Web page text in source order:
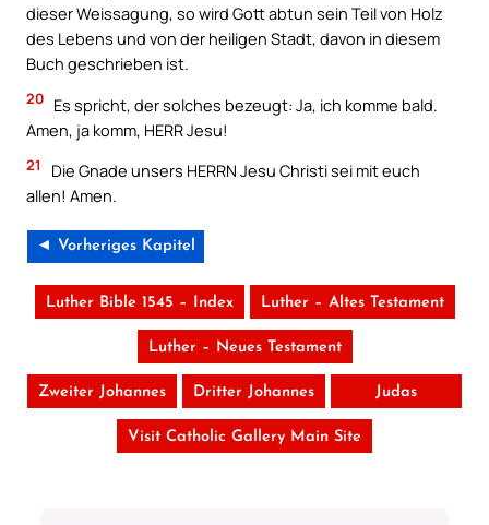
dieser Weissagung, so wird Gott abtun sein Teil von Holz
des Lebens und von der heiligen Stadt, davon in diesem
Buch geschrieben ist.
20 Es spricht, der solches bezeugt: Ja, ich komme bald.
Amen, ja komm, HERR Jesu!
21
Die Gnade unsers HERRN Jesu Christi sei mit euch
allen! Amen.
◄ Vorheriges Kapitel
Luther Bible 1545 – Index Luther – Altes Testament
Luther – Neues Testament
Zweiter Johannes Dritter Johannes Judas
Visit Catholic Gallery Main Site